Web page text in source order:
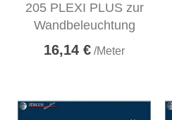
205 PLEXI PLUS zur
Wandbeleuchtung
16,14 € /Meter